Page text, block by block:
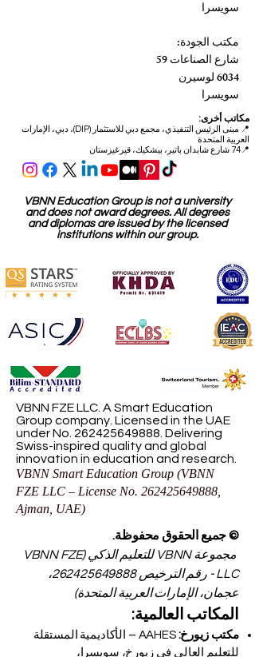
سويسرا
مكتب الجودة:
شارع الصناعات 59
6034 لوسيرن
سويسرا
مكاتب أخرى:
📍
مبنى الرئيس التنفيذي، مجمع دبي للاستثمار (DIP)، دبي، الإمارات
العربية المتحدة
📍74 شارع شابدان باتير، بيشكيك، قيرغيزستان
VBNN Education Group is not a university
and does not award degrees. All degrees
and diplomas are issued by the licensed
institutions within our group.
VBNN FZE LLC. A Smart Education
Group company. Licensed in the UAE
under No. 262425649888. Delivering
Swiss-inspired quality and global
innovation in education and research.
VBNN Smart Education Group (VBNN
FZE LLC – License No. 262425649888
Ajman, UAE)
© جميع الحقوق محفوظة.
مجموعة VBNN للتعليم الذكي (VBNN FZE
LLC - رقم الترخيص
262425649888،
عجمان، الإمارات العربية المتحدة)
المكاتب العالمية:
مكتب زيورخ:
AAHES – الأكاديمية المستقلة
للتعليم العالي في زيورخ، سويسرا،